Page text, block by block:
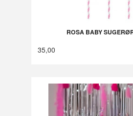
ROSA BABY
35,00